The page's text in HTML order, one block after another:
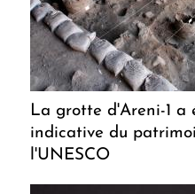
La grotte d'Areni-1 a
indicative du
l'UNESCO